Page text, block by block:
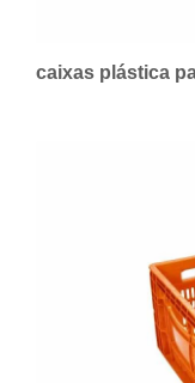
caixas plástica